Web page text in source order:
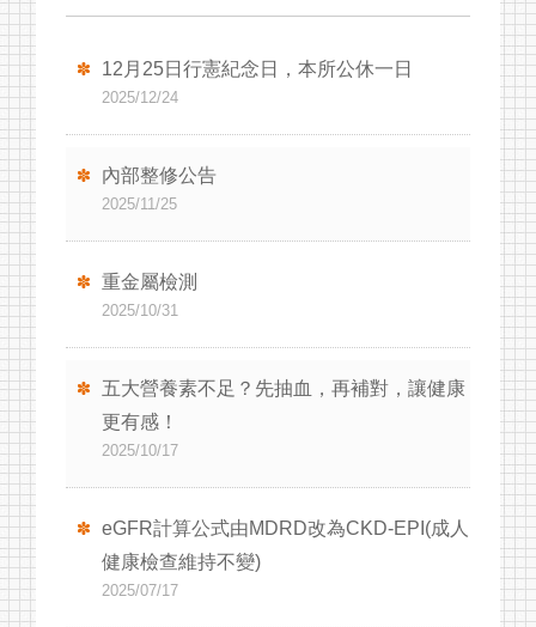
最新消息
報告查詢
聯絡我們
12月25日行憲紀念日，本所公休一日
2025/12/24
內部整修公告
2025/11/25
重金屬檢測
2025/10/31
五大營養素不足？先抽血，再補對，讓健康
更有感！
2025/10/17
eGFR計算公式由MDRD改為CKD-EPI(成人
健康檢查維持不變)
2025/07/17